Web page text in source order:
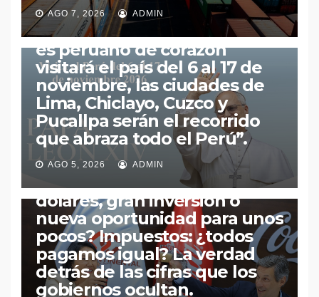
AGO 7, 2026 ADMIN
¡Papa León XIV Regresa a
Casa! “El Sumo Pontífice que
es peruano de corazón
visitará el país del 6 al 17 de
noviembre, las ciudades de
Lima, Chiclayo, Cuzco y
Pucallpa serán el recorrido
que abraza todo el Perú”.​
AGO 5, 2026 ADMIN
ECONOMÍA PERÚ POLÍTICA
Inversión de Arca
Continental Lindley en
Pucusana: ¿mil millones de
dólares, gran inversión o
nueva oportunidad para unos
pocos? Impuestos: ¿todos
pagamos igual? La verdad
detrás de las cifras que los
gobiernos ocultan.